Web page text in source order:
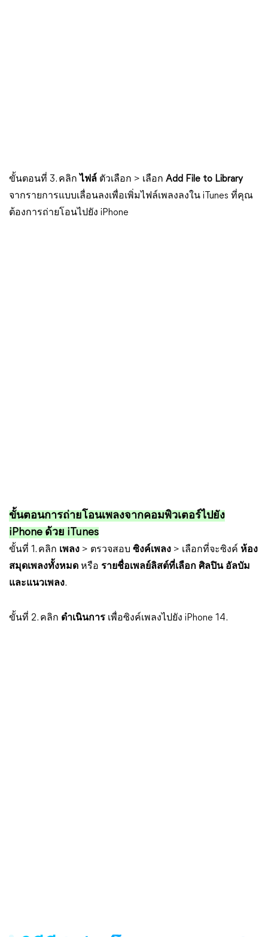
ขั้นตอนที่ 3. คลิก ไฟล์ ตัวเลือก > เลือก Add File to Library
จากรายการแบบเลื่อนลงเพื่อเพิ่มไฟล์เพลงลงใน iTunes ที่คุณ
ต้องการถ่ายโอนไปยัง iPhone
ขั้นตอนการถ่ายโอนเพลงจากคอมพิวเตอร์ไปยัง
iPhone ด้วย iTunes
ขั้นที่ 1. คลิก เพลง > ตรวจสอบ ซิงค์เพลง > เลือกที่จะซิงค์ ห้อง
สมุดเพลงทั้งหมด หรือ รายชื่อเพลย์ลิสต์ที่เลือก ศิลปิน อัลบัม
และแนวเพลง.
ขั้นที่ 2. คลิก ดำเนินการ เพื่อซิงค์เพลงไปยัง iPhone 14.